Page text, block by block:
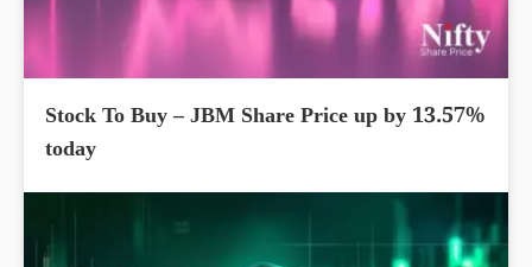
Stock To Buy – JBM Share Price up by 13.57%
today